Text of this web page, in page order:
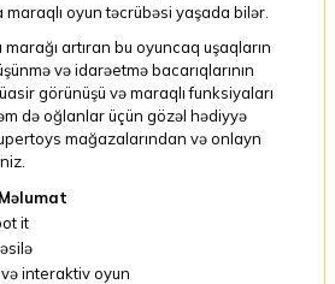
oyun təcrübəsi yaşada bilər.
artıran bu oyuncaq uşaqların
və idarəetmə bacarıqlarının
görünüşü və maraqlı funksiyaları
də oğlanlar üçün gözəl hədiyyə
mağazalarından və onlayn
Məlumat
it
interaktiv oyun